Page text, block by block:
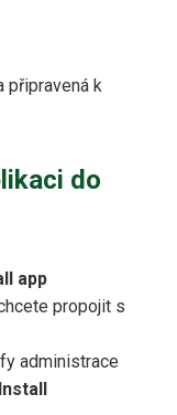
připravená k
do
app
propojit s
administrace
Install